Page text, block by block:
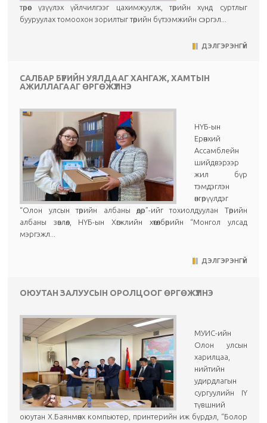
төрөөс үзүүлэх үйлчилгээг цахимжуулж, төрийн хүнд суртлыг
бууруулах томоохон зорилтыг төрийн бүтээмжийн сэргэл...
ДЭЛГЭРЭНГҮЙ
САЛБАР БҮРИЙН УЯЛДААГ ХАНГАЖ, ХАМТЫН
АЖИЛЛАГААГ ӨРГӨЖҮҮЛНЭ
НҮБ-ын
Ерөнхий
Ассамблейн
шийдвэрээр
жил бүр
тэмдэглэн
өнгөрүүлдэг
“Олон улсын төрийн албаны өдөр”-ийг тохиолдуулан Төрийн
албаны зөвлөл, НҮБ-ын Хөгжлийн хөтөлбөрийн “Монгол улсад
мэргэжл...
ДЭЛГЭРЭНГҮЙ
ОЮУТАН ЗАЛУУСЫН ОРОЛЦООГ ӨРГӨЖҮҮЛНЭ
МУИС-ийн
Олон улсын
харилцаа,
нийтийн
удирдлагын
сургуулийн IY
түвшний
оюутан Х.Баянмөнх компьютер, принтерийн иж бүрдэл, “Болор